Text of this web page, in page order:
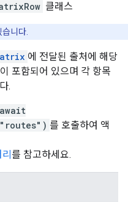
클래스
니다.
에 전달된 출처에 해당
포함되어 있으며 각 항목
.
를 호출하여 액
를 참고하세요.